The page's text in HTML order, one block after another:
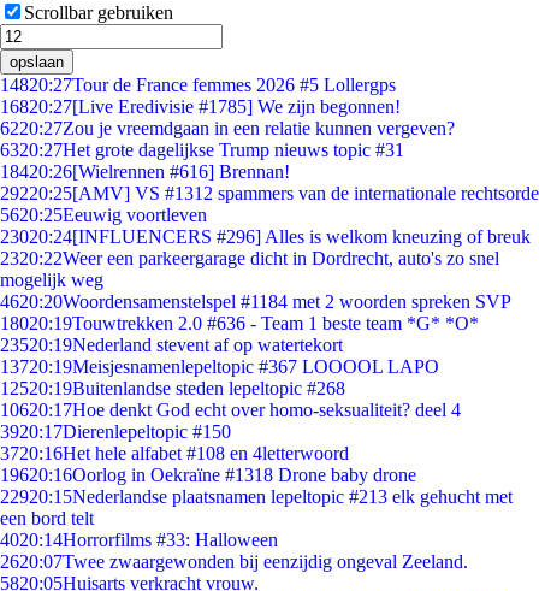
Scrollbar gebruiken
opslaan
14820:27Tour de France femmes 2026 #5 Lollergps
16820:27[Live Eredivisie #1785] We zijn begonnen!
6220:27Zou je vreemdgaan in een relatie kunnen vergeven?
6320:27Het grote dagelijkse Trump nieuws topic #31
18420:26[Wielrennen #616] Brennan!
29220:25[AMV] VS #1312 spammers van de internationale rechtsorde
5620:25Eeuwig voortleven
23020:24[INFLUENCERS #296] Alles is welkom kneuzing of breuk
2320:22Weer een parkeergarage dicht in Dordrecht, auto's zo snel
mogelijk weg
4620:20Woordensamenstelspel #1184 met 2 woorden spreken SVP
18020:19Touwtrekken 2.0 #636 - Team 1 beste team *G* *O*
23520:19Nederland stevent af op watertekort
13720:19Meisjesnamenlepeltopic #367 LOOOOL LAPO
12520:19Buitenlandse steden lepeltopic #268
10620:17Hoe denkt God echt over homo-seksualiteit? deel 4
3920:17Dierenlepeltopic #150
3720:16Het hele alfabet #108 en 4letterwoord
19620:16Oorlog in Oekraïne #1318 Drone baby drone
22920:15Nederlandse plaatsnamen lepeltopic #213 elk gehucht met
een bord telt
4020:14Horrorfilms #33: Halloween
2620:07Twee zwaargewonden bij eenzijdig ongeval Zeeland.
5820:05Huisarts verkracht vrouw.